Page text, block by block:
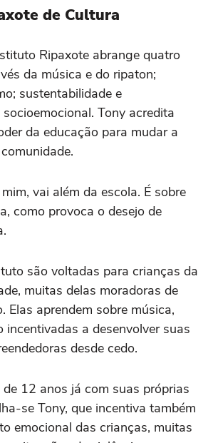
de Cultura
Ripaxote abrange quatro
da música e do ripaton;
sustentabilidade e
Tony acredita
da educação para mudar a
vai além da escola. É sobre
como provoca o desejo de
são voltadas para crianças da
muitas delas moradoras de
Elas aprendem sobre música,
incentivadas a desenvolver suas
desde cedo.
12 anos já com suas próprias
se Tony, que incentiva também
emocional das crianças, muitas